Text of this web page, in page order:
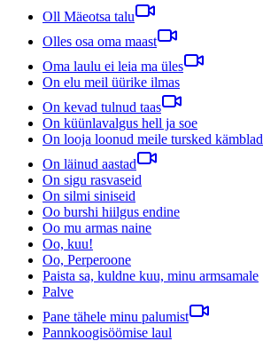
Oll Mäeotsa talu
Olles osa oma maast
Oma laulu ei leia ma üles
On elu meil üürike ilmas
On kevad tulnud taas
On küünlavalgus hell ja soe
On looja loonud meile tursked kämblad
On läinud aastad
On sigu rasvaseid
On silmi siniseid
Oo burshi hiilgus endine
Oo mu armas naine
Oo, kuu!
Oo, Perperoone
Paista sa, kuldne kuu, minu armsamale
Palve
Pane tähele minu palumist
Pannkoogisöömise laul